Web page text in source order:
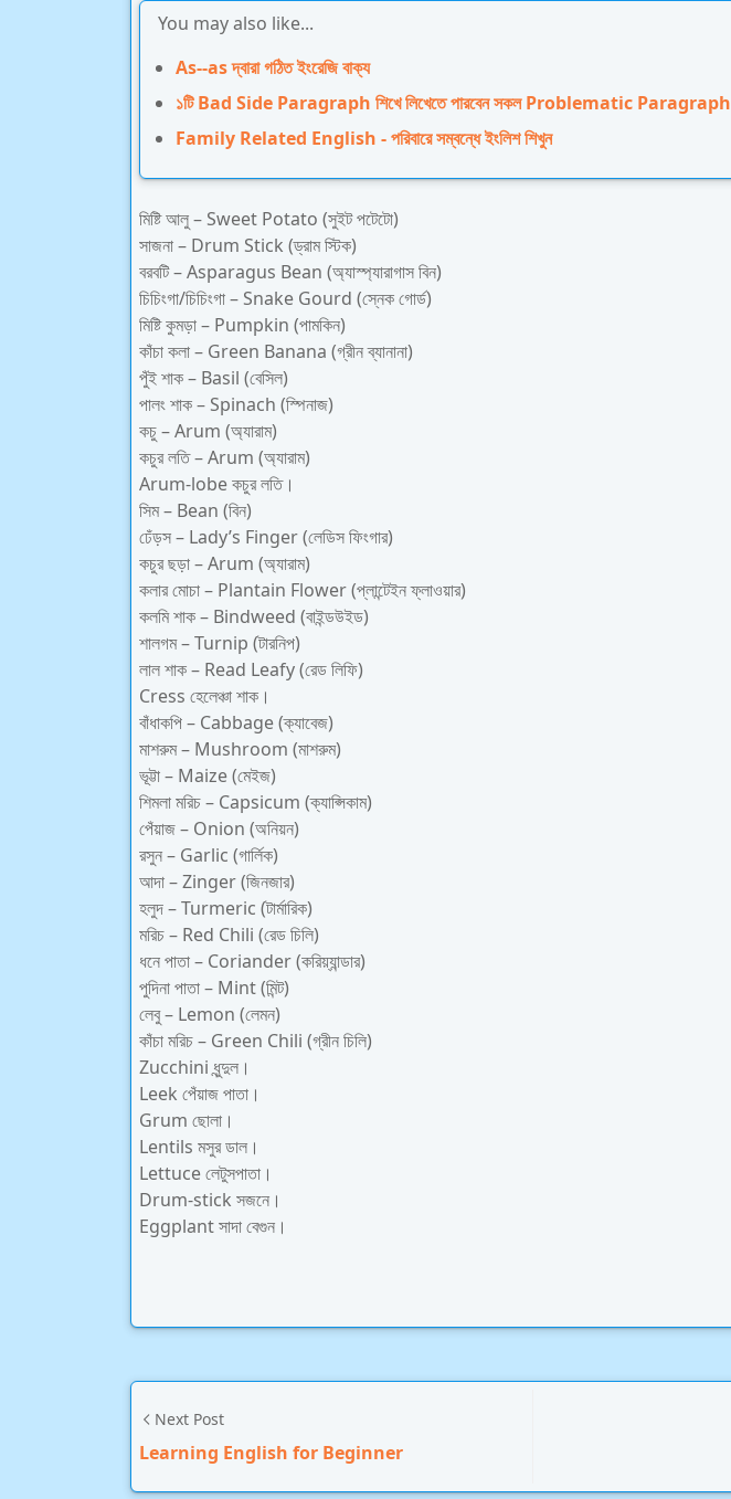
You may also like...
As--as দ্বারা গঠিত ইংরেজি বাক্য
১টি Bad Side Paragraph শিখে লিখেতে পারবেন সকল Problematic Paragraph
Family Related English - পরিবারে সম্বন্ধে ইংলিশ শিখুন
মিষ্টি আলু – Sweet Potato (সুইট পটেটো)
সাজনা – Drum Stick (ড্রাম স্টিক)
বরবটি – Asparagus Bean (অ্যাস্প্যারাগাস বিন)
চিচিংগা/চিচিংগা – Snake Gourd (স্নেক গোর্ড)
মিষ্টি কুমড়া – Pumpkin (পামকিন)
কাঁচা কলা – Green Banana (গ্রীন ব্যানানা)
পুঁই শাক – Basil (বেসিল)
পালং শাক – Spinach (স্পিনাজ)
কচু – Arum (অ্যারাম)
কচুর লতি – Arum (অ্যারাম)
Arum-lobe কচুর লতি।
সিম – Bean (বিন)
ঢেঁড়স – Lady’s Finger (লেডিস ফিংগার)
কচুর ছড়া – Arum (অ্যারাম)
কলার মোচা – Plantain Flower (প্লান্টেইন ফ্লাওয়ার)
কলমি শাক – Bindweed (বাইন্ডউইড)
শালগম – Turnip (টারনিপ)
লাল শাক – Read Leafy (রেড লিফি)
Cress হেলেঞ্চা শাক।
বাঁধাকপি – Cabbage (ক্যাবেজ)
মাশরুম – Mushroom (মাশরুম)
ভূট্টা – Maize (মেইজ)
শিমলা মরিচ – Capsicum (ক্যাপ্সিকাম)
পেঁয়াজ – Onion (অনিয়ন)
রসুন – Garlic (গার্লিক)
আদা – Zinger (জিনজার)
হলুদ – Turmeric (টার্মারিক)
মরিচ – Red Chili (রেড চিলি)
ধনে পাতা – Coriander (করিয়্যান্ডার)
পুদিনা পাতা – Mint (মিন্ট)
লেবু – Lemon (লেমন)
কাঁচা মরিচ – Green Chili (গ্রীন চিলি)
Zucchini ধুন্দুল।
Leek পেঁয়াজ পাতা।
Grum ছোলা।
Lentils মসুর ডাল।
Lettuce লেটুসপাতা।
Drum-stick সজনে।
Eggplant সাদা বেগুন।
Next Post
Learning English for Beginner